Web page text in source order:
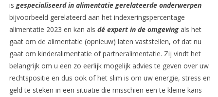
is gespecialiseerd in alimentatie gerelateerde onderwerpen
bijvoorbeeld gerelateerd aan het indexeringspercentage
alimentatie 2023 en kan als dé expert in de omgeving als het
gaat om de alimentatie (opnieuw) laten vaststellen, of dat nu
gaat om kinderalimentatie of partneralimentatie. Zij vindt het
belangrijk om u een zo eerlijk mogelijk advies te geven over uw
rechtspositie en dus ook of het slim is om uw energie, stress en
geld te steken in een situatie die misschien een te kleine kans